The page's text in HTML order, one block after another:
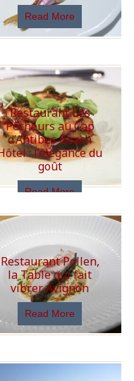
Read More
Restaurant Les
Pêcheurs au Cap
d’Antibes Beach
: l’élégance du
goût
Read More
Restaurant Pollen,
la Table qui fait
vibrer Avignon
Read More